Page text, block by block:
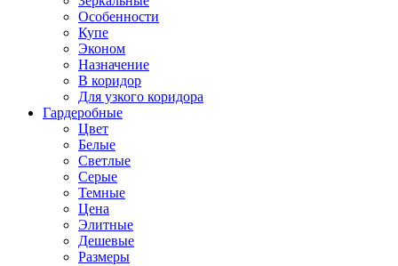
Особенности
Купе
Эконом
Назначение
В коридор
Для узкого коридора
Гардеробные
Цвет
Белые
Светлые
Серые
Темные
Цена
Элитные
Дешевые
Размеры